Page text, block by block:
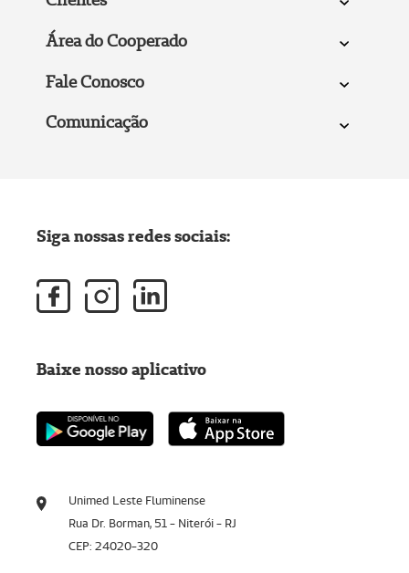
Área do Cooperado
Fale Conosco
Comunicação
Unimed Leste Fluminense
Rua Dr. Borman, 51 - Niterói - RJ
CEP: 24020-320
Siga nossas redes sociais:
Baixe nosso aplicativo